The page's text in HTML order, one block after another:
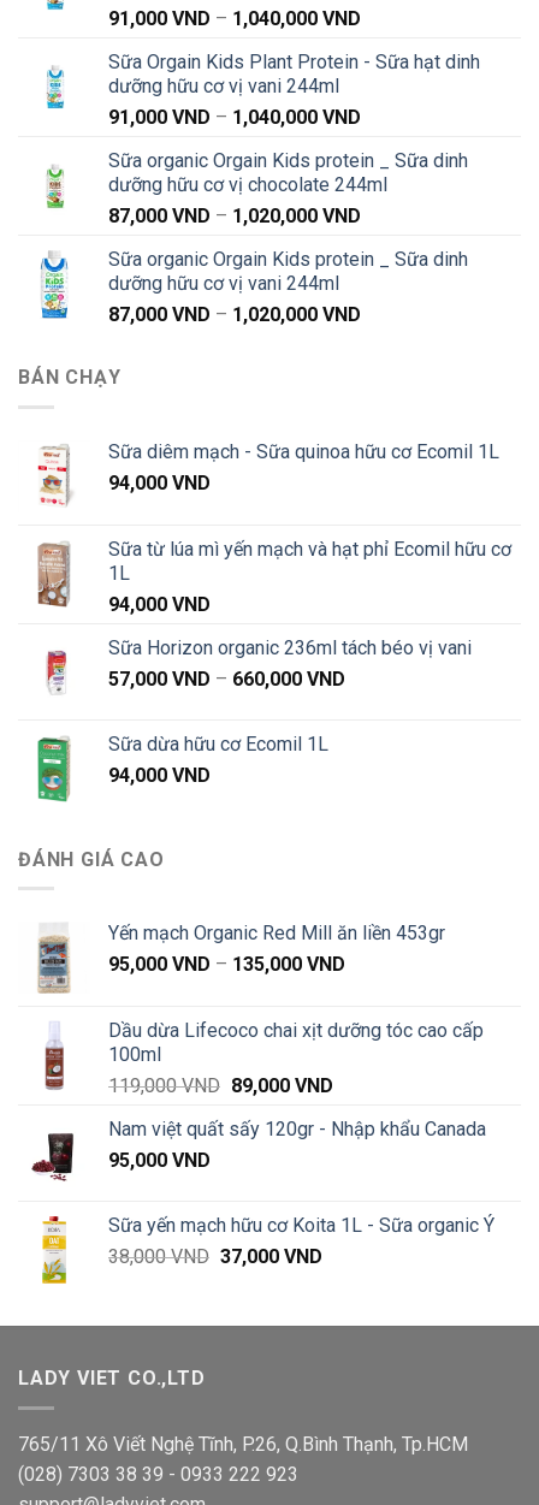
91,000 VND – 1,040,000 VND
từ
Sữa Orgain Kids Plant Protein - Sữa hạt dinh
dưỡng hữu cơ vị vani 244ml
91,000 VND – 1,040,000 VND
từ
91,000 VND
Sữa organic Orgain Kids protein _ Sữa dinh
dưỡng hữu cơ vị chocolate 244ml
87,000 VND – 1,020,000 VND
từ
Sữa organic Orgain Kids protein _ Sữa dinh
dưỡng hữu cơ vị vani 244ml
87,000 VND – 1,020,000 VND
1,020,000 VND
BÁN CHẠY
Sữa diêm mạch - Sữa quinoa hữu cơ Ecomil 1L
94,000 VND
Sữa từ lúa mì yến mạch và hạt phỉ Ecomil hữu cơ
1L
94,000 VND
Sữa Horizon organic 236ml tách béo vị vani
57,000 VND – 660,000 VND
Sữa dừa hữu cơ Ecomil 1L
94,000 VND
ĐÁNH GIÁ CAO
Yến mạch Organic Red Mill ăn liền 453gr
95,000 VND – 135,000 VND
95,000 VND
Dầu dừa Lifecoco chai xịt dưỡng tóc cao cấp
100ml
119,000VND Giá
là:
89,000 VNDGiá
tại
Nam việt quất sấy 120gr - Nhập khẩu Canada
95,000 VND
Sữa yến mạch hữu cơ Koita 1L - Sữa organic Ý
38,000VND Giá
38,000 VND.
37,000 VNDGiá
là:
LADY VIET CO.,LTD
765/11 Xô Viết Nghệ Tĩnh, P.26, Q.Bình Thạnh, Tp.HCM
(028) 7303 38 39 - 0933 222 923